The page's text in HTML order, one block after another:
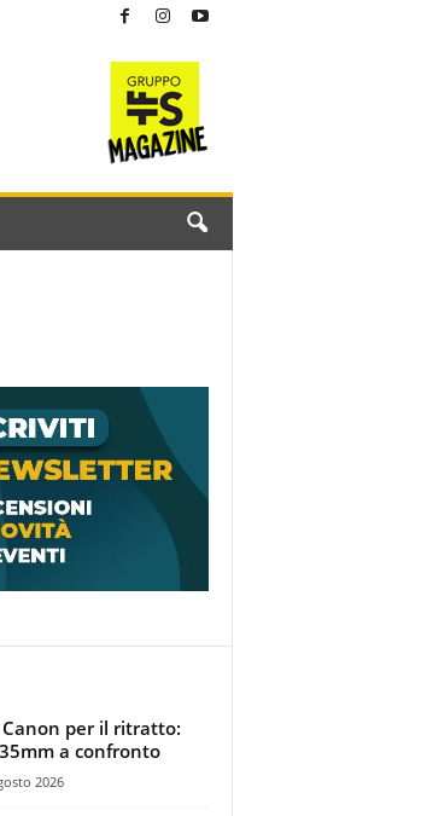
per il ritratto:
a confronto
2026